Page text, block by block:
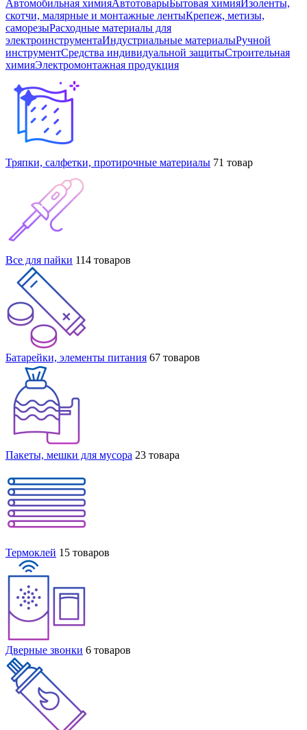
Автомобильная химияАвтотоварыБытовая химияИзоленты,
скотчи, малярные и монтажные лентыКрепеж, метизы,
саморезыРасходные материалы для
электроинструментаИндустриальные материалыРучной
инструментСредства индивидуальной защитыСтроительная
химияЭлектромонтажная продукция
Тряпки, салфетки, протирочные материалы 71 товар
Все для пайки 114 товаров
Батарейки, элементы питания 67 товаров
Пакеты, мешки для мусора 23 товара
Термоклей 15 товаров
Дверные звонки 6 товаров